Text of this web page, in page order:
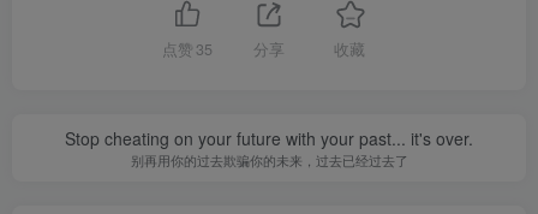
点赞 35 分享 收藏
Stop cheating on your future with your past... it's over.
别再用你的过去欺骗你的未来，过去已经过去了